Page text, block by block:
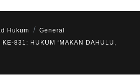
Hukum
General
KE-831: HUKUM ‘MAKAN DAHULU,